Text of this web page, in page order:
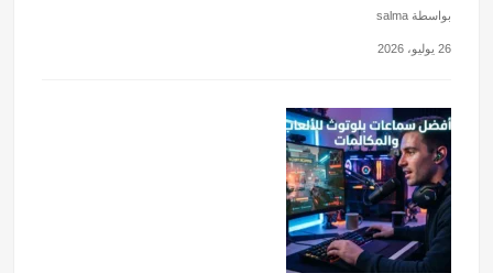
بواسطة salma
26 يوليو، 2026